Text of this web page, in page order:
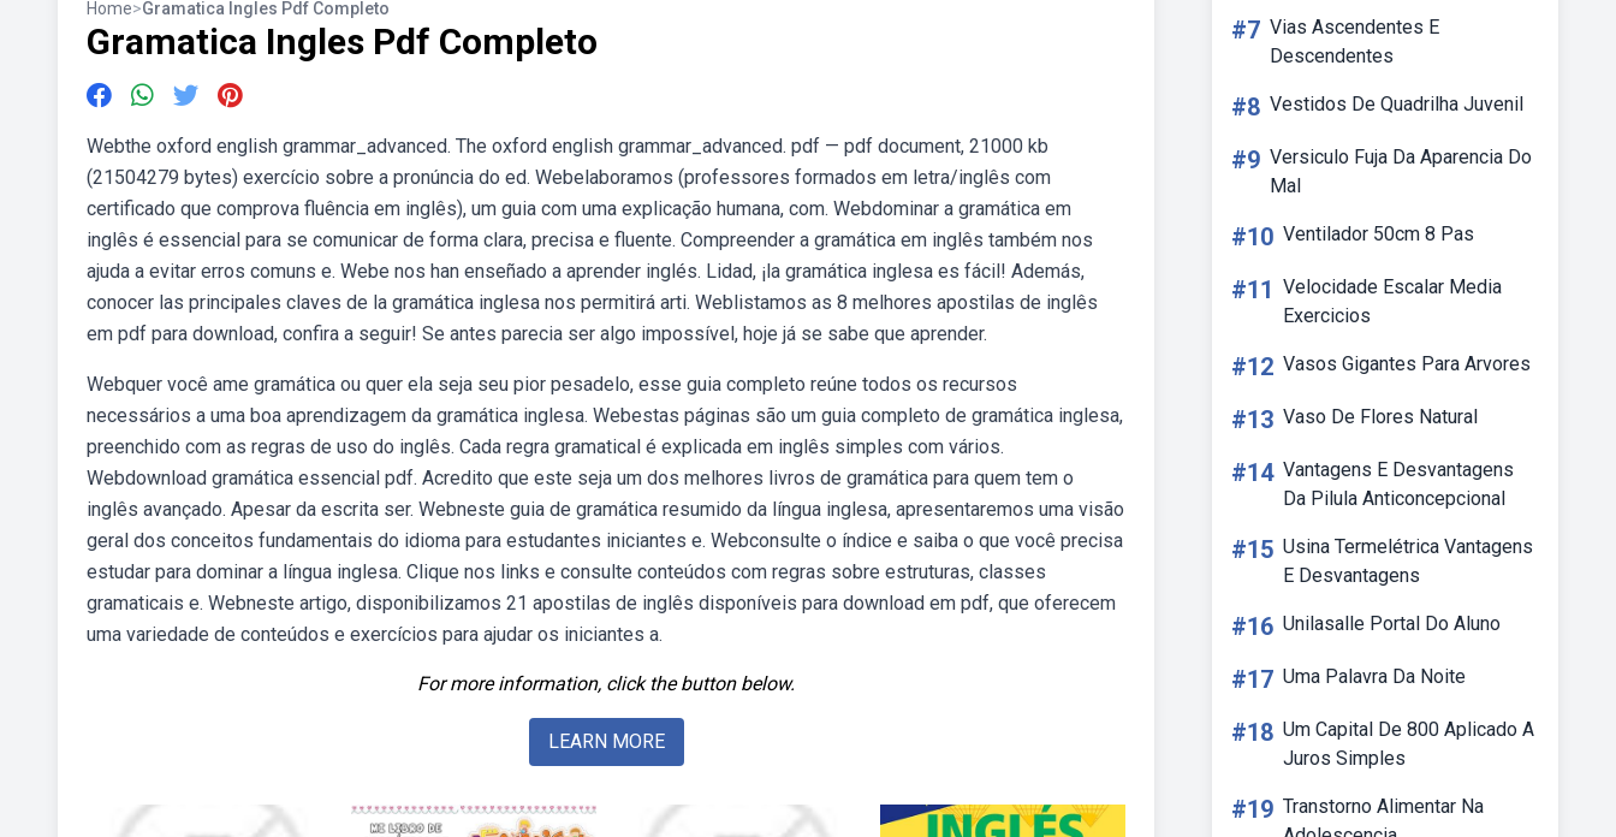
Home>Gramatica Ingles Pdf Completo
Gramatica Ingles Pdf Completo
Webthe oxford english grammar_advanced. The oxford english grammar_advanced. pdf — pdf document, 21000 kb
(21504279 bytes) exercício sobre a pronúncia do ed. Webelaboramos (professores formados em letra/inglês com
certificado que comprova fluência em inglês), um guia com uma explicação humana, com. Webdominar a gramática em
inglês é essencial para se comunicar de forma clara, precisa e fluente. Compreender a gramática em inglês também nos
ajuda a evitar erros comuns e. Webe nos han enseñado a aprender inglés. Lidad, ¡la gramática inglesa es fácil! Además,
conocer las principales claves de la gramática inglesa nos permitirá arti. Weblistamos as 8 melhores apostilas de inglês
em pdf para download, confira a seguir! Se antes parecia ser algo impossível, hoje já se sabe que aprender.
Webquer você ame gramática ou quer ela seja seu pior pesadelo, esse guia completo reúne todos os recursos
necessários a uma boa aprendizagem da gramática inglesa. Webestas páginas são um guia completo de gramática inglesa,
preenchido com as regras de uso do inglês. Cada regra gramatical é explicada em inglês simples com vários.
Webdownload gramática essencial pdf. Acredito que este seja um dos melhores livros de gramática para quem tem o
inglês avançado. Apesar da escrita ser. Webneste guia de gramática resumido da língua inglesa, apresentaremos uma visão
geral dos conceitos fundamentais do idioma para estudantes iniciantes e. Webconsulte o índice e saiba o que você precisa
estudar para dominar a língua inglesa. Clique nos links e consulte conteúdos com regras sobre estruturas, classes
gramaticais e. Webneste artigo, disponibilizamos 21 apostilas de inglês disponíveis para download em pdf, que oferecem
uma variedade de conteúdos e exercícios para ajudar os iniciantes a.
For more information, click the button below.
LEARN MORE
#7 Vias Ascendentes E
Descendentes
#8 Vestidos De Quadrilha Juvenil
#9 Versiculo Fuja Da Aparencia Do
Mal
#10 Ventilador 50cm 8 Pas
#11 Velocidade Escalar Media
Exercicios
#12 Vasos Gigantes Para Arvores
#13 Vaso De Flores Natural
#14 Vantagens E Desvantagens
Da Pilula Anticoncepcional
#15 Usina Termelétrica Vantagens
E Desvantagens
#16 Unilasalle Portal Do Aluno
#17 Uma Palavra Da Noite
#18 Um Capital De 800 Aplicado A
Juros Simples
#19 Transtorno Alimentar Na